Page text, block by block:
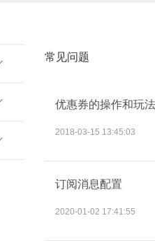
常见问题
优惠券的操作和玩法
2018-03-15 13:45:03
订阅消息配置
2020-01-02 17:41:55